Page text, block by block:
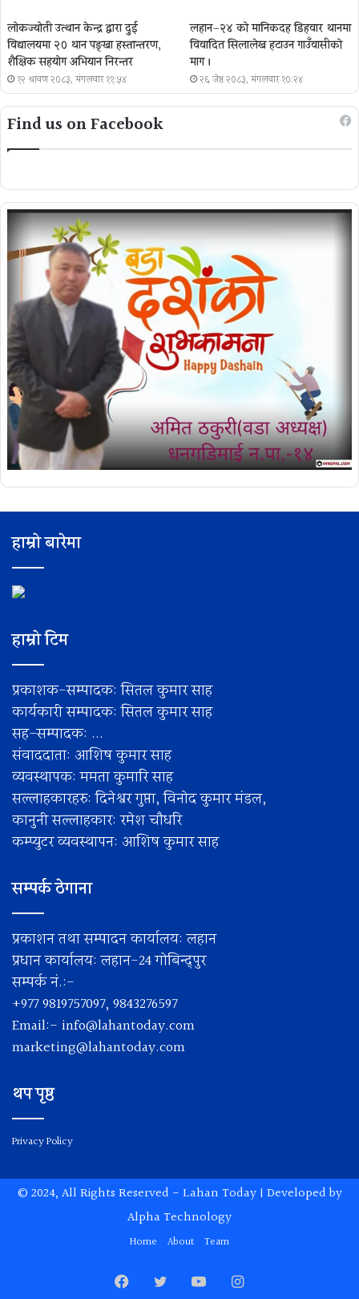
लोकज्योती उत्थान केन्द्र द्वारा दुई
विद्यालयमा २० थान पङ्खा हस्तान्तरण,
शैक्षिक सहयोग अभियान निरन्तर
१२ श्रावण २०८३, मंगलवार ११:५४
लहान–२४ को मानिकदह डिहवार थानमा
विवादित सिलालेख हटाउन गाउँवासीको
माग ।
२६ जेष्ठ २०८३, मंगलवार १०:२४
Find us on Facebook
हाम्रो बारेमा
हाम्रो टिम
प्रकाशक-सम्पादक: सितल कुमार साह
कार्यकारी सम्पादक: सितल कुमार साह
सह–सम्पादक: ...
संवाददाता: आशिष कुमार साह
व्यवस्थापक: ममता कुमारि साह
सल्लाहकारहरु: दिनेश्वर गुप्ता, विनोद कुमार मंडल,
कानुनी सल्लाहकार: रमेश चाैधरि
कम्प्युटर व्यवस्थापन: आशिष कुमार साह
सम्पर्क ठेगाना
प्रकाशन तथा सम्पादन कार्यालय: लहान
प्रधान कार्यालय: लहान-24 गोबिन्द्पुर
सम्पर्क नं.:-
+977 9819757097, 9843276597
Email:- info@lahantoday.com
marketing@lahantoday.com
थप पृष्ठ
Privacy Policy
© 2024, All Rights Reserved - Lahan Today| Developed by
Alpha Technology
Home About Team
FacebookTwitterYouTubeInstagram